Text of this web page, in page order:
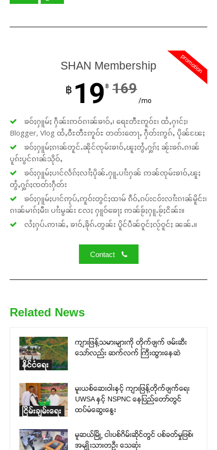
promotion
SHAN Membership
฿ 19 ฿ 169
/mo
ၶဝ်ႈႁူမ်ႈ ႁဵၼ်းဢဝ်ၵၢၼ်ၶၢဝ်ႇ၊ ရေႊတီႊဢူဝ်ႊ၊ ထႆႇႁၢင်ႈ၊
Blogger, Vlog ထႆႇဝီႊတီႊဢူဝ်ႊ တတ်းတေႃႇ ႁဵတ်းဢွၵ်ႇ ပိုၼ်ၽႄႈ
ၶဝ်ႈႁူမ်ႈၵၢၼ်တူင်ႉၼိုင်ၸုမ်းၶၢဝ်ႇၽူႈတွႆႇႁွၵ်ႈ ၼႂ်းၶၵ်ႉၵၢၼ်
ပူၵ်းပွင်ၵၢၼ်သိုဝ်ႇ
ၶဝ်ႈႁူမ်ႈပၢင်လႅၵ်ႈလၢႆႈပိုၼ်ႉႁူႉပၢႆးႁၼ် ဢၼ်ၸုမ်းၶၢဝ်ႇၽူႈ
တွႆႇႁွၵ်ႈၸတ်းႁဵတ်း
ၶဝ်ႈႁူမ်ႈပၢင်ဢုပ်ႇဢူဝ်းတွင်ႈထၢမ် ၵဵဝ်ႇၵပ်းငဝ်းလၢႆးၵၢၼ်မိူင်း၊
ၵၢၼ်မၢၵ်ႈမီး၊ ပၢႆးမွၼ်း လႄႈ ႁူဝ်ၶေႃႈ ဢၼ်ၶႂ်ႈႁူႉၶႂ်ႈငိၼ်း။
လႆႈႁပ်ႉဢၢၼ်ႇ ၶၢဝ်ႇၶိုၵ်ႉတွၼ်း ပိူင်ပဵၼ်ဝူင်ႈလႂ်ဝူင်ႈ ၼၼ်ႉ။
Contact
Related News
နိုင်ငံရေး
ကျားဖြန့်သမားများကို တိုက်ဖျက် ဖမ်းဆီး
သော်လည်း ဆက်လက် ကြီးထွားနေဆဲ
ငြိမ်းချမ်းရေး
မူးယစ်ဆေးဝါးနှင့် ကျားဖြန့်တိုက်ဖျက်ရေး
UWSA နှင့် NSPNC နေပြည်တော်တွင်
ထပ်မံဆွေးနွေး
မူဆယ်မြို့ ငါးပစ်ဂိမ်းဆိုင်တွင် ပစ်ခတ်မှုဖြစ်၊
အမျိုးသားတဦး သေဆုံး